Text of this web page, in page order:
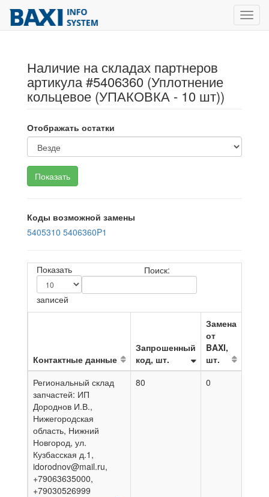
Наличие на складах партнеров
артикула #5406360 (Уплотнение
кольцевое (УПАКОВКА - 10 шт))
Отображать остатки
Коды возможной замены
5405310 5406360P1
Показать
записей
Поиск:
Контактные данные
Запрошенный
код, шт.
Замена
от
BAXI,
шт.
Региональный склад
запчастей: ИП
Дороднов И.В.,
Нижегородская
область, Нижний
Новгород, ул.
Кузбасская д.1,
idorodnov@mail.ru,
+79063635000,
+79030526999
80 0